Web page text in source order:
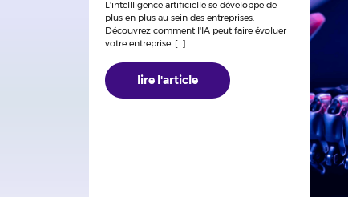
L'intellligence artificielle se développe de
plus en plus au sein des entreprises.
Découvrez comment l'IA peut faire évoluer
votre entreprise. [...]
lire l'article